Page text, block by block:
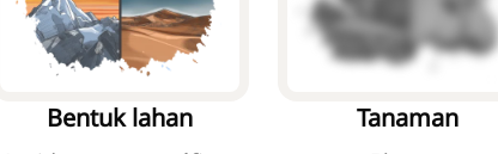
Bentuk lahan Tanaman